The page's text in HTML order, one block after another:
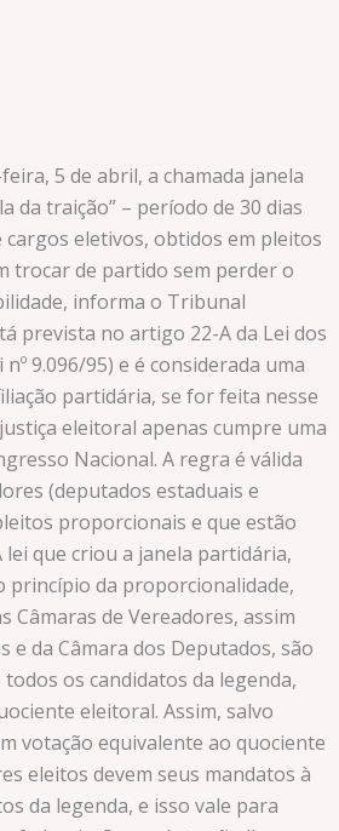
5 de abril, a chamada janela
da traição” – período de 30 dias
cargos eletivos, obtidos em pleitos
trocar de partido sem perder o
informa o Tribunal
prevista no artigo 22-A da Lei dos
9.096/95) e é considerada uma
partidária, se for feita nesse
eleitoral apenas cumpre uma
Nacional. A regra é válida
(deputados estaduais e
proporcionais e que estão
lei que criou a janela partidária,
princípio da proporcionalidade,
Câmaras de Vereadores, assim
e da Câmara dos Deputados, são
os candidatos da legenda,
eleitoral. Assim, salvo
votação equivalente ao quociente
eleitos devem seus mandatos à
da legenda, e isso vale para